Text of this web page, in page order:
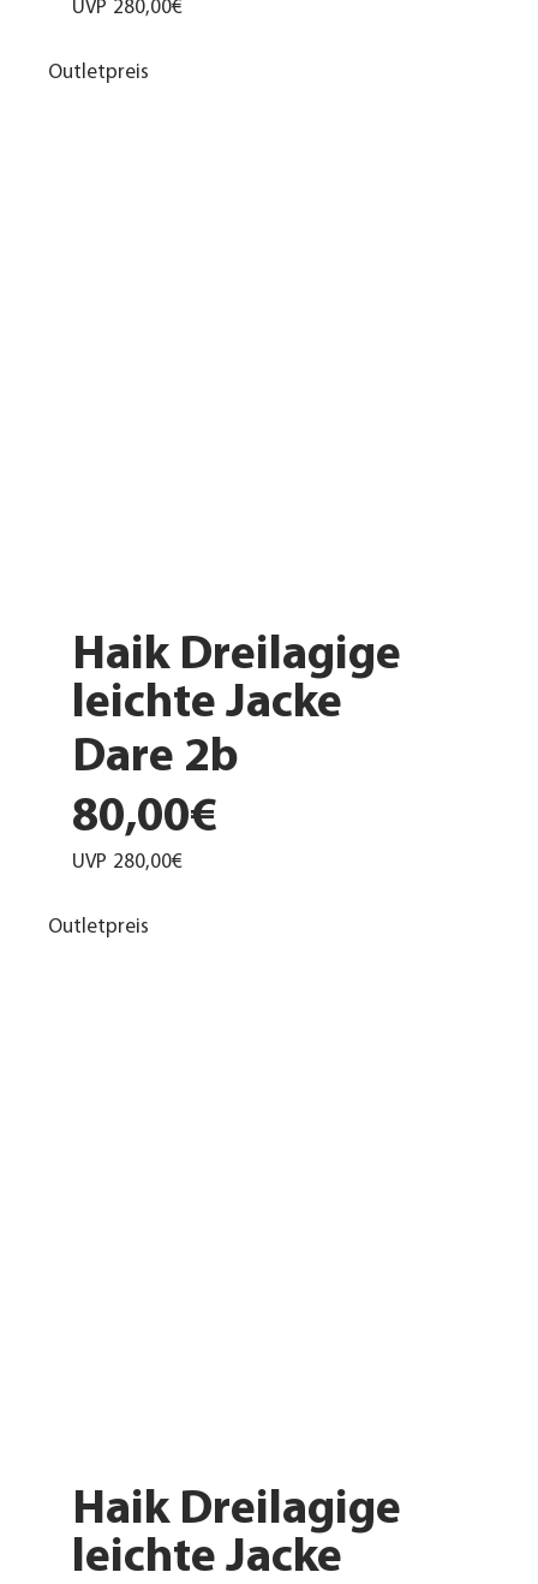
UVP 280,00€
Haik Dreilagige
leichte Jacke
Dare 2b
80,00€
UVP 280,00€
Outletpreis
Haik Dreilagige
leichte Jacke
Outletpreis